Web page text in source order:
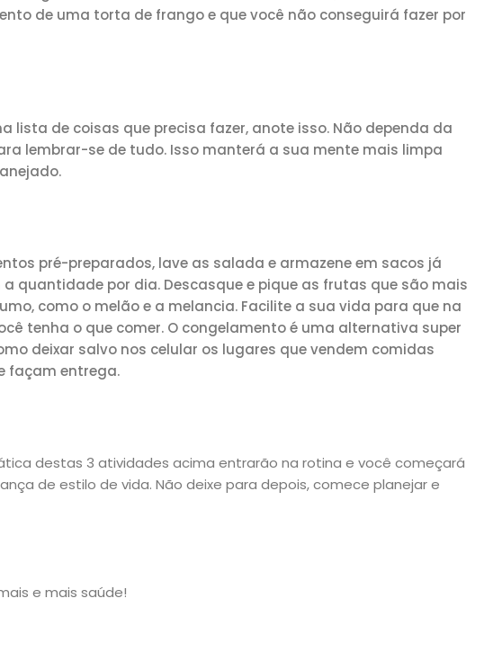
de uma torta de frango e que você não conseguirá fazer por
lista de coisas que precisa fazer, anote isso. Não dependa da
lembrar-se de tudo. Isso manterá a sua mente mais limpa
pré-preparados, lave as salada e armazene em sacos já
quantidade por dia. Descasque e pique as frutas que são mais
como o melão e a melancia. Facilite a sua vida para que na
tenha o que comer. O congelamento é uma alternativa super
deixar salvo nos celular os lugares que vendem comidas
façam entrega.
destas 3 atividades acima entrarão na rotina e você começará
de estilo de vida. Não deixe para depois, comece planejar e
e mais saúde!